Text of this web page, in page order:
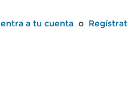
entra a tu cuenta o